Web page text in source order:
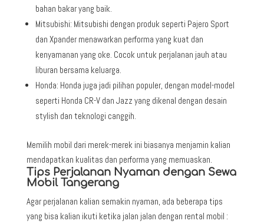
bahan bakar yang baik.
Mitsubishi: Mitsubishi dengan produk seperti Pajero Sport
dan Xpander menawarkan performa yang kuat dan
kenyamanan yang oke. Cocok untuk perjalanan jauh atau
liburan bersama keluarga.
Honda: Honda juga jadi pilihan populer, dengan model-model
seperti Honda CR-V dan Jazz yang dikenal dengan desain
stylish dan teknologi canggih.
Memilih mobil dari merek-merek ini biasanya menjamin kalian
mendapatkan kualitas dan performa yang memuaskan.
Tips Perjalanan Nyaman dengan Sewa
Mobil Tangerang
Agar perjalanan kalian semakin nyaman, ada beberapa tips
yang bisa kalian ikuti ketika jalan jalan dengan rental mobil :